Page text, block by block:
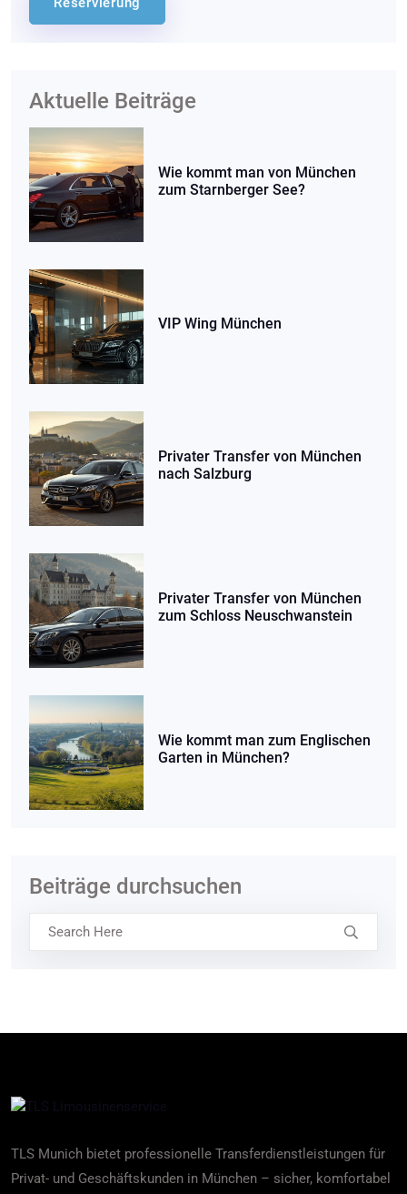
Aktuelle Beiträge
Wie kommt man von München
zum Starnberger See?
VIP Wing München
Privater Transfer von München
nach Salzburg
Privater Transfer von München
zum Schloss Neuschwanstein
Wie kommt man zum Englischen
Garten in München?
Beiträge durchsuchen
TLS Munich bietet professionelle Transferdienstleistungen für
Privat- und Geschäftskunden in München – sicher, komfortabel